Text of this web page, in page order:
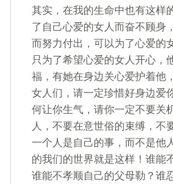
其实，在我的生命中也有这样
了自己心爱的女人而奋不顾身
而努力付出，可以为了心爱的
只为了希望心爱的女人开心，
福，有她在身边关心爱护着他
女人们，请一定珍惜好身边爱
何让你生气，请你一定不要关
人，不要在意世俗的束缚，不
一个人是自己的事，而不是他
的我们的世界就是这样！谁能
谁能不孝顺自己的父母勒？谁